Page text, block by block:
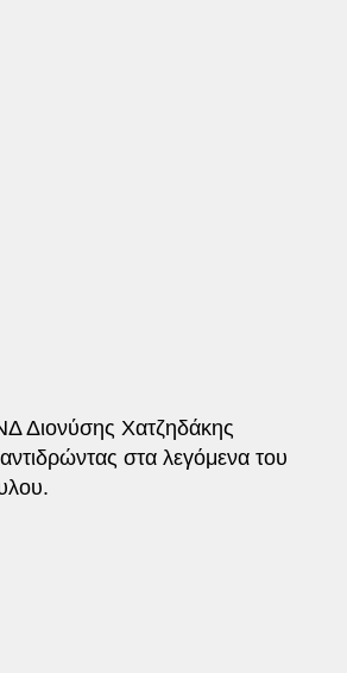
Διονύσης Χατζηδάκης
στα λεγόμενα του